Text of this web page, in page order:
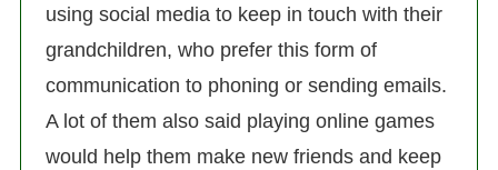
using social media to keep in touch with their
grandchildren, who prefer this form of
communication to phoning or sending emails.
A lot of them also said playing online games
would help them make new friends and keep